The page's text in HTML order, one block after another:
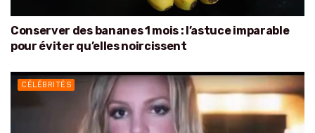
Conserver des bananes 1 mois : l’astuce imparable
pour éviter qu’elles noircissent
CÉLÉBRITÉS